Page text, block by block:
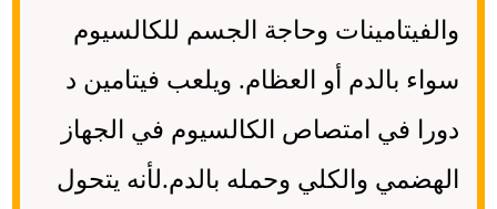
والفيتامينات وحاجة الجسم للكالسيوم
سواء بالدم أو العظام. ويلعب فيتامين د
دورا في امتصاص الكالسيوم في الجهاز
الهضمي والكلي وحمله بالدم.لأنه يتحول